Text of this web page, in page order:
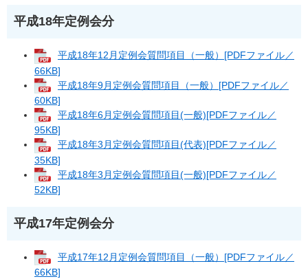
平成18年定例会分
平成18年12月定例会質問項目（一般）[PDFファイル／
66KB]
平成18年9月定例会質問項目（一般）[PDFファイル／
60KB]
平成18年6月定例会質問項目(一般)[PDFファイル／
95KB]
平成18年3月定例会質問項目(代表)[PDFファイル／
35KB]
平成18年3月定例会質問項目(一般)[PDFファイル／
52KB]
平成17年定例会分
平成17年12月定例会質問項目（一般）[PDFファイル／
66KB]